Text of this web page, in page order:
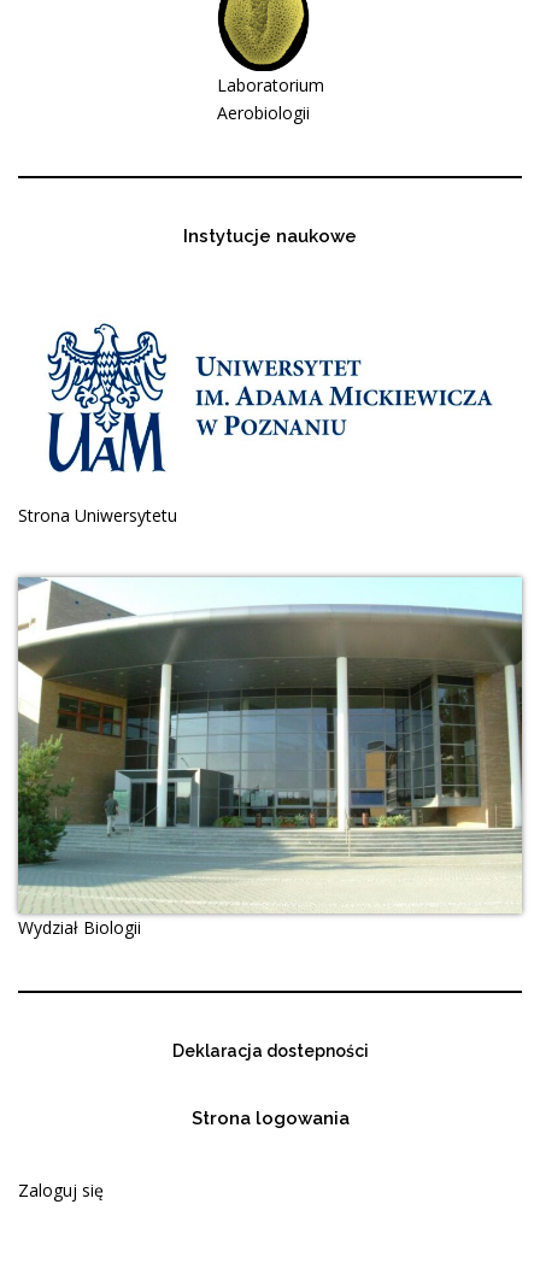
Laboratorium
Aerobiologii
Instytucje naukowe
Strona Uniwersytetu
Wydział Biologii
Deklaracja dostepności
Strona logowania
Zaloguj się